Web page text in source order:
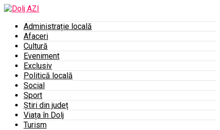
Administrație locală
Afaceri
Cultură
Eveniment
Exclusiv
Politică locală
Social
Sport
Știri din județ
Viața în Dolj
Turism